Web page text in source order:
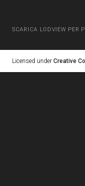
SCARICA LODVIEW PER
Licensed under Creative